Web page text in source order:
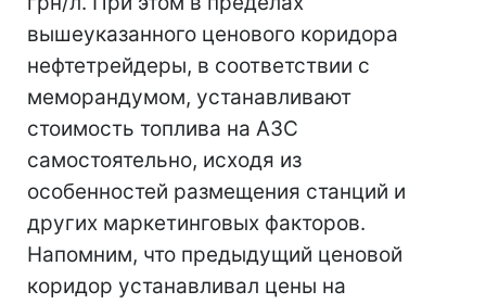
вышеуказанного ценового коридора
нефтетрейдеры, в соответствии с
меморандумом, устанавливают
стоимость топлива на АЗС
самостоятельно, исходя из
особенностей размещения станций и
других маркетинговых факторов.
Напомним, что предыдущий ценовой
коридор устанавливал цены на